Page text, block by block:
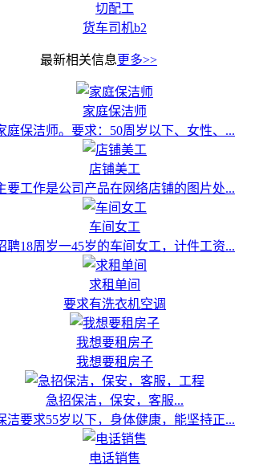
切配工
货车司机b2
最新相关信息更多>>
家庭保洁师
庭保洁师。要求：50周岁以下、女性、...
店铺美工
要工作是公司产品在网络店铺的图片处...
车间女工
聘18周岁一45岁的车间女工，计件工资...
求租单间
要求有洗衣机空调
我想要租房子
我想要租房子
急招保洁，保安，客服...
洁要求55岁以下，身体健康，能坚持正...
电话销售